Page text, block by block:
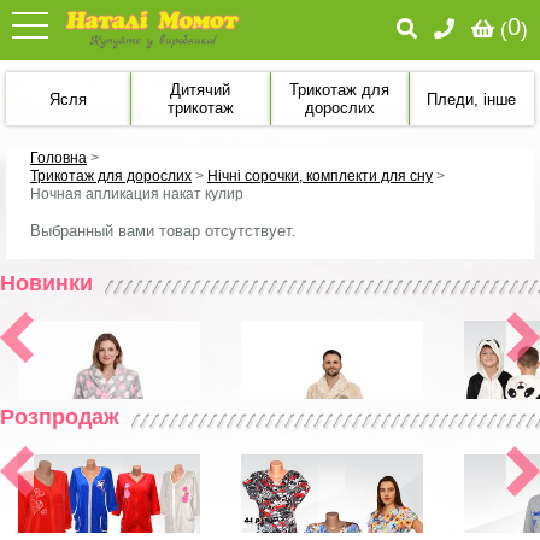
(0)
Ясля
Дитячий
трикотаж
Трикотаж для
дорослих
Пледи, інше
Головна >
Трикотаж для дорослих > Нічні сорочки, комплекти для сну >
Ночная апликация накат кулир
Выбранный вами товар отсутствует.
Новинки
Розпродаж